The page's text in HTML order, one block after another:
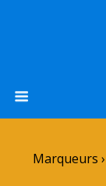
Marqueurs